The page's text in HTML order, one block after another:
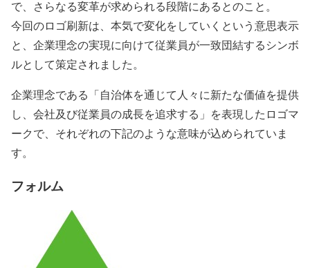
で、さらなる変革が求められる段階にあるとのこと。
今回のロゴ刷新は、本気で変化をしていくという意思表示
と、企業理念の実現に向けて従業員が一致団結するシンボ
ルとして策定されました。
企業理念である「自治体を通じて人々に新たな価値を提供
し、会社及び従業員の成長を追求する」を表現したロゴマ
ークで、それぞれの下記のような意味が込められていま
す。
フォルム